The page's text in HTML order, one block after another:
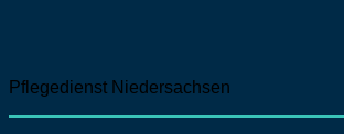
Pflegedienst Niedersachsen